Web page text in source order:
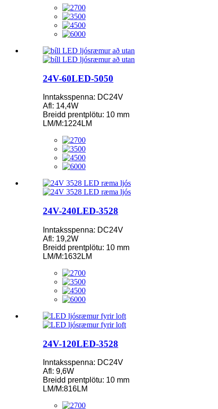
24V-60LED-5050
Inntaksspenna: DC24V
Afl: 14,4W
Breidd prentplötu: 10 mm
LM/M:1224LM
24V-240LED-3528
Inntaksspenna: DC24V
Afl: 19,2W
Breidd prentplötu: 10 mm
LM/M:1632LM
24V-120LED-3528
Inntaksspenna: DC24V
Afl: 9,6W
Breidd prentplötu: 10 mm
LM/M:816LM